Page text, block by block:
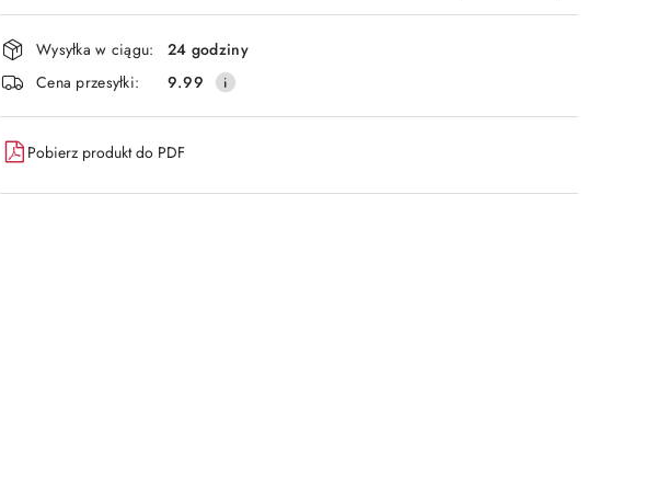
Wyślij
Dostępność
i
dostawa
Wysyłka w ciągu:
24 godziny
Cena przesyłki:
9.99
Pobierz produkt do PDF